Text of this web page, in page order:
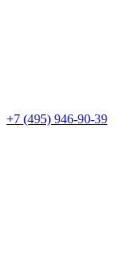
+7 (495) 946-90-39